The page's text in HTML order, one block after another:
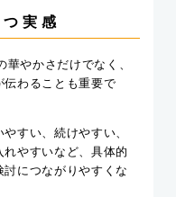
実感
やかさだけでなく、
伝わることも重要で
すい、続けやすい、
やすいなど、具体的
につながりやすくな